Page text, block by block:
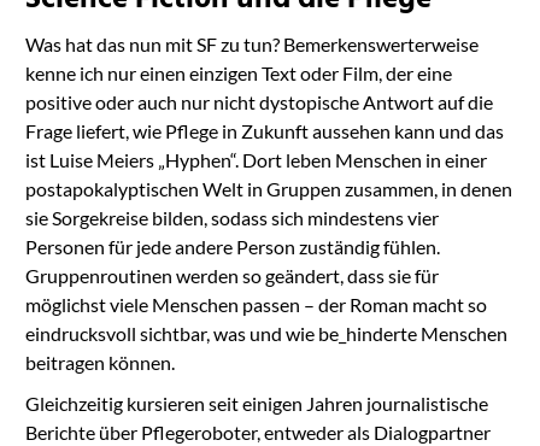
Was hat das nun mit SF zu tun? Bemerkenswerterweise
kenne ich nur einen einzigen Text oder Film, der eine
positive oder auch nur nicht dystopische Antwort auf die
Frage liefert, wie Pflege in Zukunft aussehen kann und das
ist Luise Meiers „Hyphen“. Dort leben Menschen in einer
postapokalyptischen Welt in Gruppen zusammen, in denen
sie Sorgekreise bilden, sodass sich mindestens vier
Personen für jede andere Person zuständig fühlen.
Gruppenroutinen werden so geändert, dass sie für
möglichst viele Menschen passen – der Roman macht so
eindrucksvoll sichtbar, was und wie be_hinderte Menschen
beitragen können.
Gleichzeitig kursieren seit einigen Jahren journalistische
Berichte über Pflegeroboter, entweder als Dialogpartner